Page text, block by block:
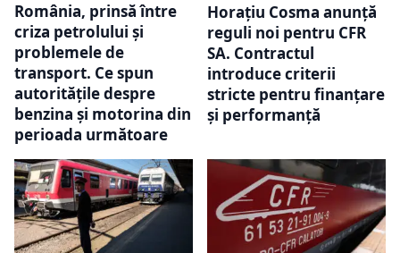
România, prinsă între
criza petrolului și
problemele de
transport. Ce spun
autoritățile despre
benzina și motorina din
perioada următoare
Horațiu Cosma anunță
reguli noi pentru CFR
SA. Contractul
introduce criterii
stricte pentru finanțare
și performanță